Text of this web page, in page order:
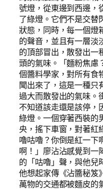
號燈，從東邊到西邊，
了綠燈。它們不是交替
狀態，同時，每一個燈
的聲音，並且有一層淡
的頂部冒出，散發出
頭的氣味。「麵粉焦慮
個醬料學家，對所有食
聞出來了，這是一種只
過大而散發出的氣味。
不知道該走還是該停，
綠燈。一個穿著西裝的
央，搖下車窗，對著紅
嚕咕嚕？你倒是紅一下
啊！」廖沾沾感覺到一
的「咕嚕」聲，與他兒
他想起家傳《沾醬秘笈
萬物的交通都被麵皮的